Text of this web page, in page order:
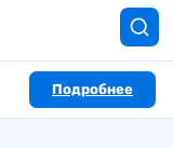
Подробнее